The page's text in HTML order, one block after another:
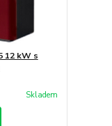
12 kW s
Skladem